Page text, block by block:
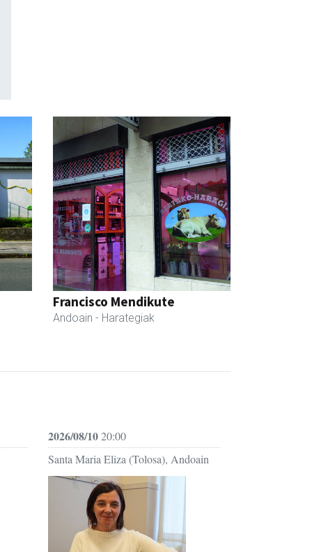
Francisco Mendikute
Andoain - Harategiak
2026/08/1020:00
Santa Maria Eliza (Tolosa), Andoain